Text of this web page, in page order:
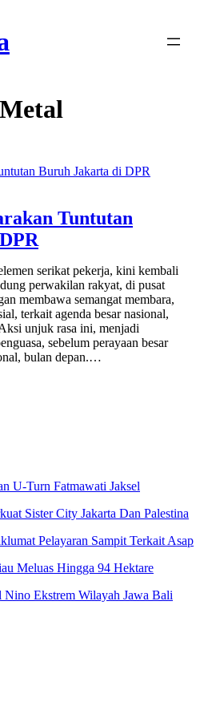
Tuntutan
serikat pekerja, kini kembali
perwakilan rakyat, di pusat
membawa semangat membara,
terkait agenda besar nasional,
unjuk rasa ini, menjadi
sebelum perayaan besar
bulan depan.…
U-Turn Fatmawati Jaksel
Sister City Jakarta Dan Palestina
Pelayaran Sampit Terkait Asap
Meluas Hingga 94 Hektare
Nino Ekstrem Wilayah Jawa Bali